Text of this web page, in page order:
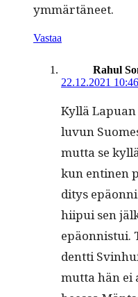
ymmärtäneet.
Vastaa
Rahul
22.12.2021 10:46
Kyl­lä
luvun
mut­ta se
kun enti­nen
di­tys
hiipui sen
epäon­nis­tui.
dent­ti
mut­ta hän ei